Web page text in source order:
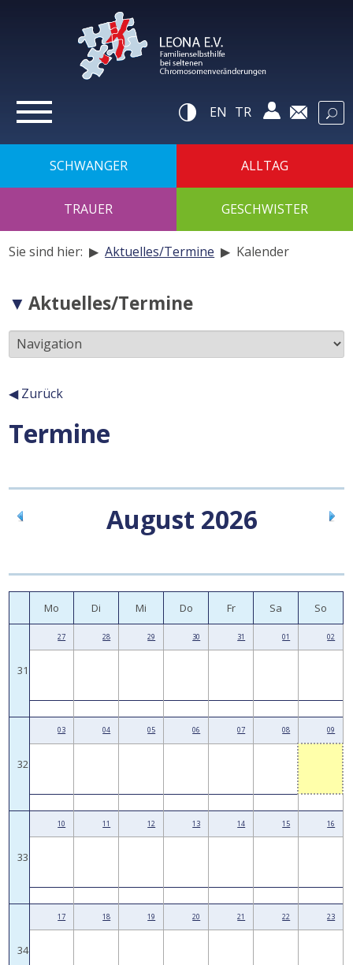
zum
EN TR
SCHWANGER ALLTAG
TRAUER GESCHWISTER
Sie sind hier: ▶Aktuelles/Termine ▶ Kalender
Navigation
der
Unterseiten
Aktuelles/Termine
◀ Zurück
Inhalt
Termine
August 2026
Mo Di Mi Do Fr Sa So
31
27 28 29 30 31 01 02
32
03 04 05 06 07 08 09
33
10 11 12 13 14 15 16
34
17 18 19 20 21 22 23